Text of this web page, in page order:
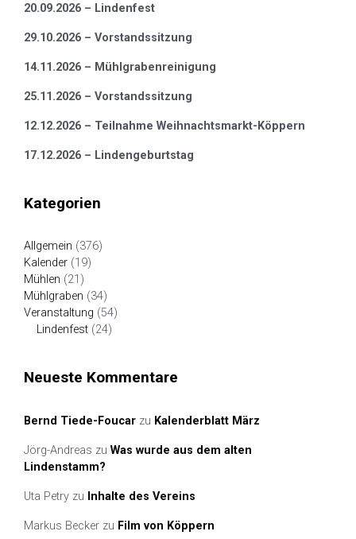
20.09.2026 – Lindenfest
29.10.2026 – Vorstandssitzung
14.11.2026 – Mühlgrabenreinigung
25.11.2026 – Vorstandssitzung
12.12.2026 – Teilnahme Weihnachtsmarkt-Köppern
17.12.2026 – Lindengeburtstag
Kategorien
Allgemein (376)
Kalender (19)
Mühlen (21)
Mühlgraben (34)
Veranstaltung (54)
Lindenfest (24)
Neueste Kommentare
Bernd Tiede-Foucar zu Kalenderblatt März
Jörg-Andreas zu Was wurde aus dem alten
Lindenstamm?
Uta Petry zu Inhalte des Vereins
Markus Becker zu Film von Köppern